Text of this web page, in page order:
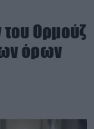
του Ορμούζ
όρων